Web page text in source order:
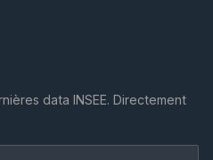
data INSEE. Directement